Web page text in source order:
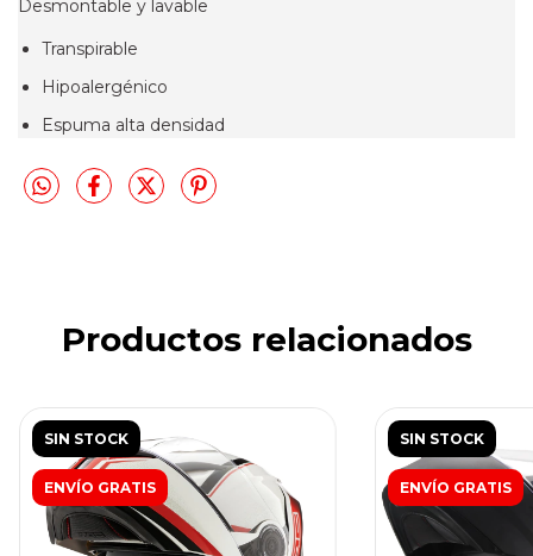
Desmontable y lavable
Transpirable
Hipoalergénico
Espuma alta densidad
Productos relacionados
SIN STOCK
ENVÍO GRATIS
SIN STOCK
ENVÍO GRATIS